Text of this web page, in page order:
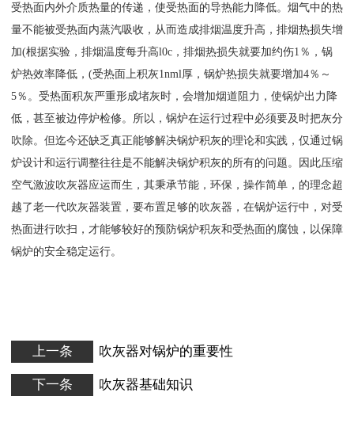
受热面内外介质热量的传递，使受热面的导热能力降低。烟气中的热
量不能被受热面内蒸汽吸收，从而造成排烟温度升高，排烟热损失增
加(根据实验，排烟温度每升高l0c，排烟热损失就要加约伤1％，锅
炉热效率降低，(受热面上积灰1nml厚，锅炉热损失就要增加4％～
5％。受热面积灰严重形成堵灰时，会增加烟道阻力，使锅炉出力降
低，甚至被边停炉检修。所以，锅炉在运行过程中必须要及时把灰分
吹除。但迄今还缺乏真正能够解决锅炉积灰的理论和实践，仅通过锅
炉设计和运行调整往往是不能解决锅炉积灰的所有的问题。因此压缩
空气激波吹灰器应运而生，其秉承节能，环保，操作简单，的理念超
越了老一代吹灰器装置，要布置足够的吹灰器，在锅炉运行中，对受
热面进行吹扫，才能够较好的预防锅炉积灰和受热面的腐蚀，以保障
锅炉的安全稳定运行。
上一条 吹灰器对锅炉的重要性
下一条 吹灰器基础知识